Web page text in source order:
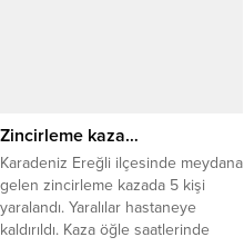
uçak gemisi MUGEM Projesi...
Zincirleme kaza…
Karadeniz Ereğli ilçesinde meydana
gelen zincirleme kazada 5 kişi
yaralandı. Yaralılar hastaneye
kaldırıldı. Kaza öğle saatlerinde